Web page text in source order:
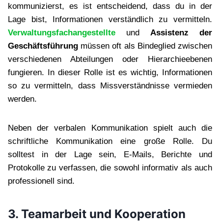
kommunizierst, es ist entscheidend, dass du in der
Lage bist, Informationen verständlich zu vermitteln.
Verwaltungsfachangestellte und Assistenz der
Geschäftsführung müssen oft als Bindeglied zwischen
verschiedenen Abteilungen oder Hierarchieebenen
fungieren. In dieser Rolle ist es wichtig, Informationen
so zu vermitteln, dass Missverständnisse vermieden
werden.
Neben der verbalen Kommunikation spielt auch die
schriftliche Kommunikation eine große Rolle. Du
solltest in der Lage sein, E-Mails, Berichte und
Protokolle zu verfassen, die sowohl informativ als auch
professionell sind.
3. Teamarbeit und Kooperation